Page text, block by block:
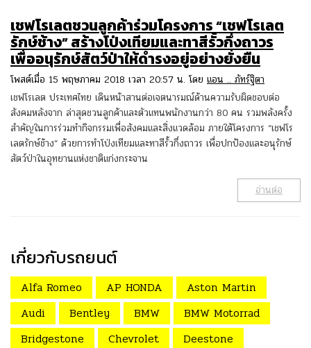
เชฟโรเลตชวนลูกค้าร่วมโครงการ “เชฟโรเลต
รักษ์ช้าง” สร้างโป่งเทียมและทาสีรั้วกึ่งถาวร
เพื่ออนุรักษ์สัตว์ป่าให้ดำรงอยู่อย่างยั่งยืน
โพสต์เมื่อ 15 พฤษภาคม 2018 เวลา 20:57 น. โดย แอน .. ภัทร์ฐิตา
เชฟโรเลต ประเทศไทย เดินหน้าสานต่อเจตนารมณ์ด้านความรับผิดชอบต่อ
สังคมหลังจาก ล่าสุดชวนลูกค้าและตัวแทนพนักงานกว่า 80 คน รวมพลังครั้ง
สำคัญในการร่วมทำกิจกรรมเพื่อสังคมและสิ่งแวดล้อม ภายใต้โครงการ “เชฟโร
เลตรักษ์ช้าง” ด้วยการทำโป่งเทียมและทาสีรั้วกึ่งถาวร เพื่อปกป้องและอนุรักษ์
สัตว์ป่าในอุทยานแห่งชาติแก่งกระจาน
อ่านต่อ
เกี่ยวกับรถยนต์
Alfa Romeo AP HONDA
Aston Martin
Audi
Bentley BMW
BMW Motorrad
Bridgestone
Chevrolet
Deestone